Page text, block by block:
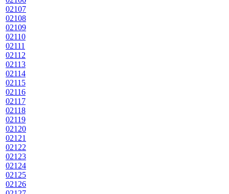
02107
02108
02109
02110
02111
02112
02113
02114
02115
02116
02117
02118
02119
02120
02121
02122
02123
02124
02125
02126